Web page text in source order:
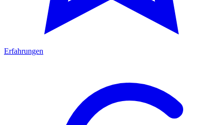
Erfahrungen